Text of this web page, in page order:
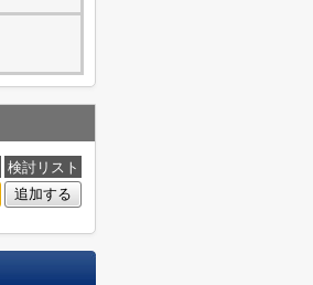
検討リスト
追加する